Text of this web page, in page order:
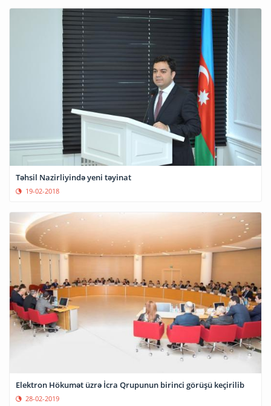
Təhsil Nazirliyində yeni təyinat
19-02-2018
Elektron Hökumət üzrə İcra Qrupunun birinci görüşü keçirilib
28-02-2019